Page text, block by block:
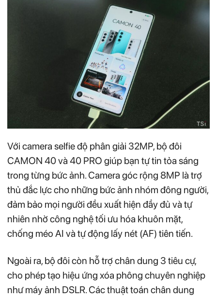
Với camera selfie độ phân giải 32MP, bộ đôi
CAMON 40 và 40 PRO giúp bạn tự tin tỏa sáng
trong từng bức ảnh. Camera góc rộng 8MP là trợ
thủ đắc lực cho những bức ảnh nhóm đông người,
đảm bảo mọi người đều xuất hiện đầy đủ và tự
nhiên nhờ công nghệ tối ưu hóa khuôn mặt,
chống méo AI và tự động lấy nét (AF) tiên tiến.
Ngoài ra, bộ đôi còn hỗ trợ chân dung 3 tiêu cự,
cho phép tạo hiệu ứng xóa phông chuyên nghiệp
như máy ảnh DSLR. Các thuật toán chân dung